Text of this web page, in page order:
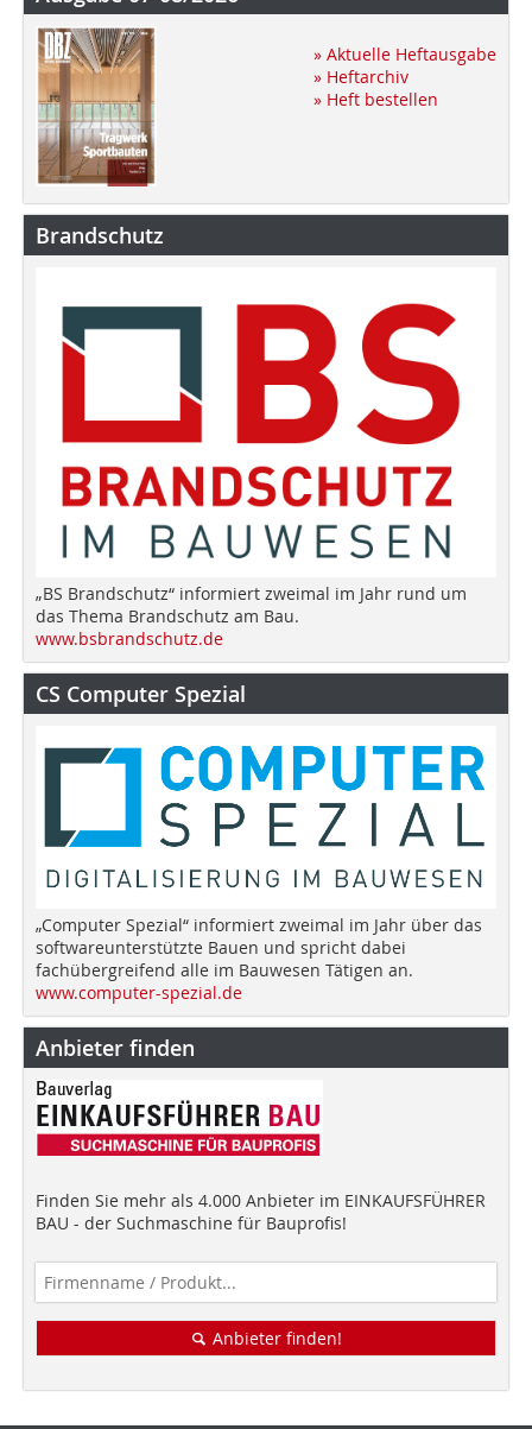
» Aktuelle Heftausgabe
» Heftarchiv
» Heft bestellen
Brandschutz
„BS Brandschutz“ informiert zweimal im Jahr rund um
das Thema Brandschutz am Bau.
www.bsbrandschutz.de
CS Computer Spezial
„Computer Spezial“ informiert zweimal im Jahr über das
softwareunterstützte Bauen und spricht dabei
fachübergreifend alle im Bauwesen Tätigen an.
www.computer-spezial.de
Anbieter finden
Finden Sie mehr als 4.000 Anbieter im EINKAUFSFÜHRER
BAU - der Suchmaschine für Bauprofis!
Anbieter finden!